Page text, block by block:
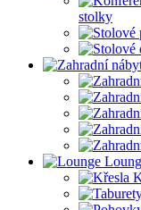
stolky